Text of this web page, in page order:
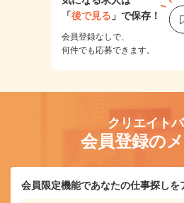
「後で見る 」で保存！
会員登録なしで、
何件でも応募できます。
クリエイト
会員登録の
会員限定機能であなたの仕事探しを